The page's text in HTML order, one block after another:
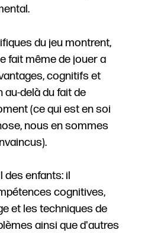
du jeu montrent,
fait même de jouer a
cognitifs et
au-delà du fait de
(ce qui est en soi
nous en sommes
des enfants: il
cognitives,
et les techniques de
ainsi que d'autres